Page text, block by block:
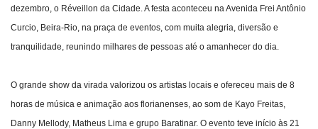
dezembro, o Réveillon da Cidade. A festa aconteceu na Avenida Frei Antônio
Curcio, Beira-Rio, na praça de eventos, com muita alegria, diversão e
tranquilidade, reunindo milhares de pessoas até o amanhecer do dia.
O grande show da virada valorizou os artistas locais e ofereceu mais de 8
horas de música e animação aos florianenses, ao som de Kayo Freitas,
Danny Mellody, Matheus Lima e grupo Baratinar. O evento teve início às 21